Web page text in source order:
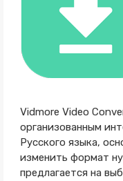
Vidmore Video
организованным
Русского языка,
изменить формат
предлагается на